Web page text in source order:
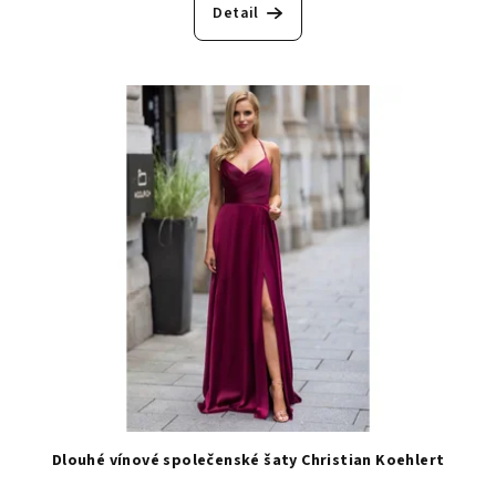
Detail
Dlouhé vínové společenské šaty Christian Koehlert